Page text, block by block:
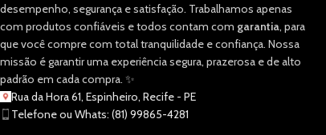
desempenho, segurança e satisfação. Trabalhamos apenas
com produtos confiáveis e todos contam com garantia, para
que você compre com total tranquilidade e confiança. Nossa
missão é garantir uma experiência segura, prazerosa e de alto
padrão em cada compra. ✨
Rua da Hora 61, Espinheiro, Recife - PE
Telefone ou Whats: (81) 99865-4281